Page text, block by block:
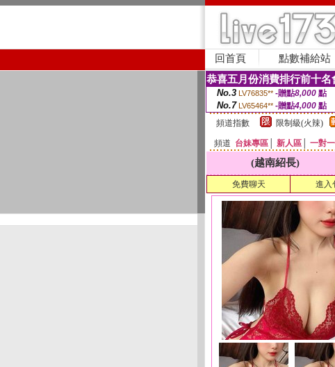
回首頁 點數補給站
恭喜五月份消費排行前十
No.3 LV76835** -贈點8,000點
No.7 LV65464** -贈點4,000 點
頻道指數
限制級(火辣)
頻道 台妹專區 新人區 一對
(越南紹長)
免費聊天 進入